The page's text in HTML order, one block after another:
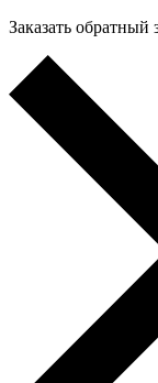
Заказать обратный